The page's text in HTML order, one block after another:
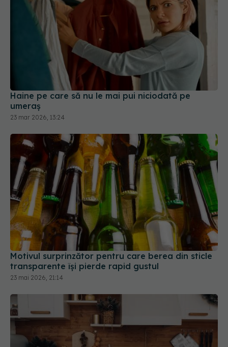
Haine pe care să nu le mai pui niciodată pe
umeraș
23 mar 2026, 13:24
Motivul surprinzător pentru care berea din sticle
transparente își pierde rapid gustul
23 mai 2026, 21:14